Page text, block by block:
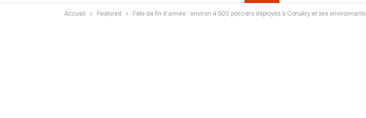
Accueil Featured Fête de fin d’année : environ 4 500 policiers déployés à Conakry et ses environnants